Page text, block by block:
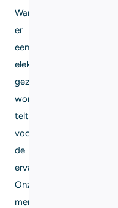
Wanneer
er
een
elektricien
gezocht
wordt,
telt
vooral
de
ervaring.
Onze
mensen